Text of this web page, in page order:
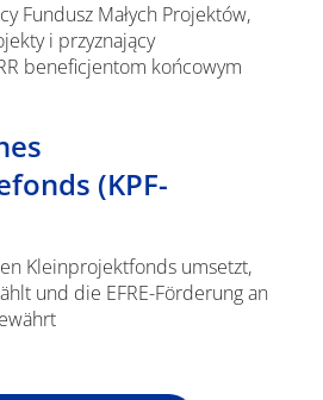
Fundusz Małych Projektów,
i przyznający
beneficjentom końcowym
(KPF-
Kleinprojektfonds umsetzt,
und die EFRE-Förderung an